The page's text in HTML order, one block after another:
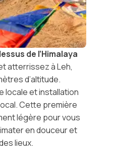
de l’Himalaya
atterrissez àLeh,
d’altitude.
locale et installation
. Cette première
légère pour vous
en douceur et
lieux.